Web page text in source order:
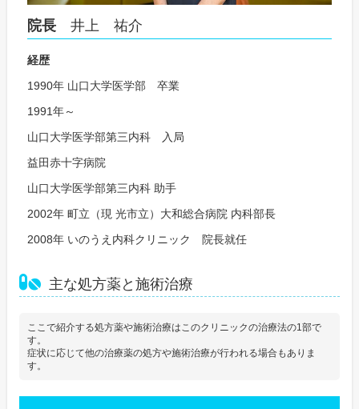
院長井上 祐介
経歴
1990年 山口大学医学部 卒業
1991年～
山口大学医学部第三内科 入局
益田赤十字病院
山口大学医学部第三内科 助手
2002年 町立（現 光市立）大和総合病院 内科部長
2008年 いのうえ内科クリニック 院長就任
主な処方薬と施術治療
ここで紹介する処方薬や施術治療はこのクリニックの治療法の1部で
す。
症状に応じて他の治療薬の処方や施術治療が行われる場合もありま
す。